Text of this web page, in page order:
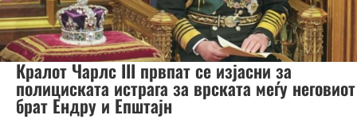
Кралот Чарлс III првпат се изјасни за
полициската истрага за врската меѓу неговиот
брат Ендру и Епштајн